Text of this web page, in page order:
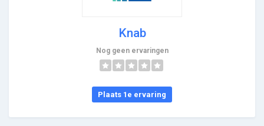
Knab
Nog geen ervaringen
Plaats 1e ervaring